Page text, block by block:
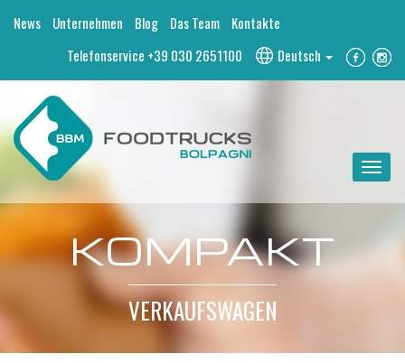
News Unternehmen Blog Das Team
Kontakte
Deutsch
Telefonservice +39 030 2651100
Toggle
KOMPAKT
VERKAUFSWAGEN